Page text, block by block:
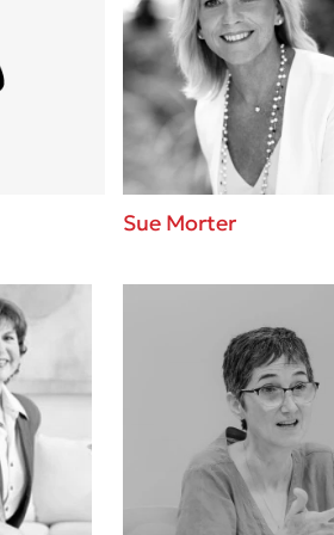
συνταγή για chicken BBQ pizza
τον Άκη Πετρετζίκη!
που μπορείς να διαβάσεις σε
με τα παιδιά: Η ανάγκη μας για
σε μετωπική σύγκρουση με τη
τους για εκτόνωση
κάτω, μπροστά, πίσω; Κάνε το
Sue Morter